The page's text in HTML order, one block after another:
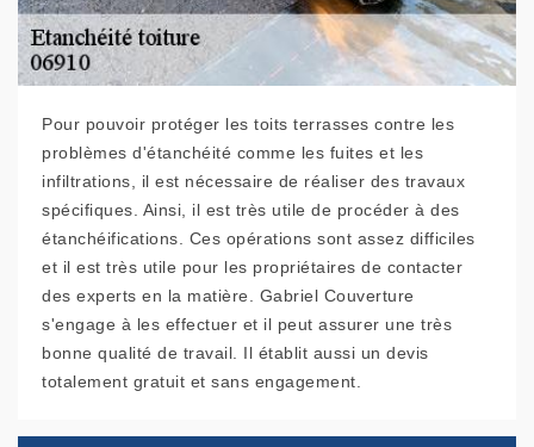
Pour pouvoir protéger les toits terrasses contre les
problèmes d'étanchéité comme les fuites et les
infiltrations, il est nécessaire de réaliser des travaux
spécifiques. Ainsi, il est très utile de procéder à des
étanchéifications. Ces opérations sont assez difficiles
et il est très utile pour les propriétaires de contacter
des experts en la matière. Gabriel Couverture
s'engage à les effectuer et il peut assurer une très
bonne qualité de travail. Il établit aussi un devis
totalement gratuit et sans engagement.